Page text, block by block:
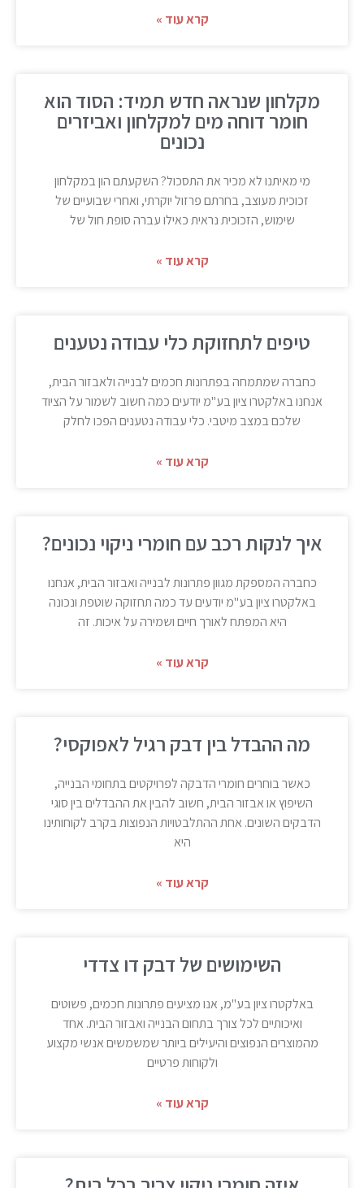
קרא עוד »
מקלחון שנראה חדש תמיד: הסוד הוא
חומר דוחה מים למקלחון ואביזרים
נכונים
מי מאיתנו לא מכיר את התסכול? השקעתם הון במקלחון
זכוכית מעוצב, בחרתם פרזול יוקרתי, ואחרי שבועיים של
שימוש, הזכוכית נראית כאילו עברה סופת חול של
קרא עוד »
טיפים לתחזוקת כלי עבודה נטענים
כחברה שמתמחה בפתרונות חכמים לבנייה ולאבזור הבית,
אנחנו באלקטרו ציון בע"מ יודעים כמה חשוב לשמור על הציוד
שלכם במצב מיטבי. כלי עבודה נטענים הפכו לחלק
קרא עוד »
איך לנקות רכב עם חומרי ניקוי נכונים?
כחברה המספקת מגוון פתרונות לבנייה ואבזור הבית, אנחנו
באלקטרו ציון בע"מ יודעים עד כמה תחזוקה שוטפת ונכונה
היא המפתח לאורך חיים ושמירה על איכות. זה
קרא עוד »
מה ההבדל בין דבק רגיל לאפוקסי?
כאשר בוחרים חומרי הדבקה לפרויקטים בתחומי הבנייה,
השיפוץ או אבזור הבית, חשוב להבין את ההבדלים בין סוגי
הדבקים השונים. אחת ההתלבטויות הנפוצות בקרב לקוחותינו
היא
קרא עוד »
השימושים של דבק דו צדדי
באלקטרו ציון בע"מ, אנו מציעים פתרונות חכמים, פשוטים
ואיכותיים לכל צורך בתחום הבנייה ואבזור הבית. אחד
מהמוצרים הנפוצים והיעילים ביותר שמשמשים אנשי מקצוע
ולקוחות פרטיים
קרא עוד »